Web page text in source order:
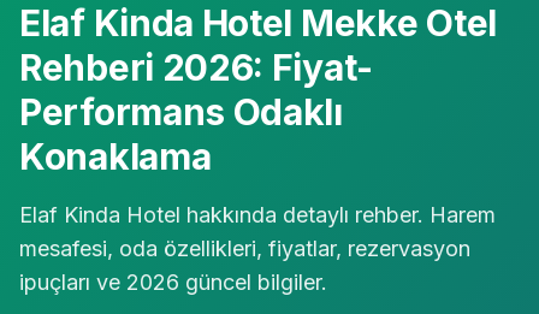
Elaf Kinda Hotel Mekke Otel
Rehberi 2026: Fiyat-
Performans Odaklı
Konaklama
Elaf Kinda Hotel hakkında detaylı rehber. Harem
mesafesi, oda özellikleri, fiyatlar, rezervasyon
ipuçları ve 2026 güncel bilgiler.